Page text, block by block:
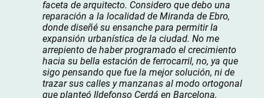
faceta de arquitecto. Considero que debo una
reparación a la localidad de Miranda de Ebro,
donde diseñé su ensanche para permitir la
expansión urbanística de la ciudad. No me
arrepiento de haber programado el crecimiento
hacia su bella estación de ferrocarril, no, ya que
sigo pensando que fue la mejor solución, ni de
trazar sus calles y manzanas al modo ortogonal
que planteó Ildefonso Cerdá en Barcelona,